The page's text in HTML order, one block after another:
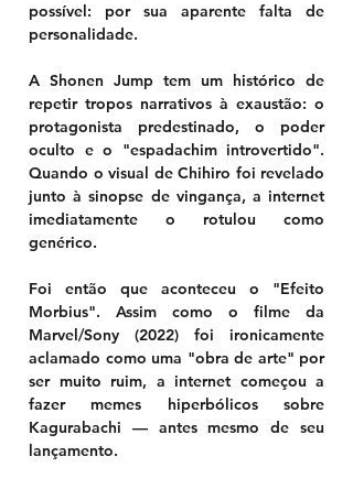
possível: por sua aparente falta de
personalidade.
A Shonen Jump tem um histórico de
repetir tropos narrativos à exaustão: o
protagonista predestinado, o poder
oculto e o "espadachim introvertido".
Quando o visual de Chihiro foi revelado
junto à sinopse de vingança, a internet
imediatamente o rotulou como
genérico.
Foi então que aconteceu o "Efeito
Morbius". Assim como o filme da
Marvel/Sony (2022) foi ironicamente
aclamado como uma "obra de arte" por
ser muito ruim, a internet começou a
fazer memes hiperbólicos sobre
Kagurabachi — antes mesmo de seu
lançamento.